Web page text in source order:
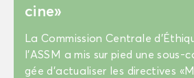
cine»
La Com­mis­sion Cen­trale
l’ASSM a mis sur pied une
gée d’ac­tua­li­ser les di­rec­tives